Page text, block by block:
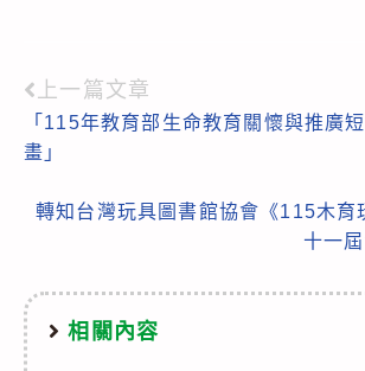
Read
more
上一篇文章
「115年教育部生命教育關懷與推廣
畫」
轉知台灣玩具圖書館協會《115木育
十一
相關內容